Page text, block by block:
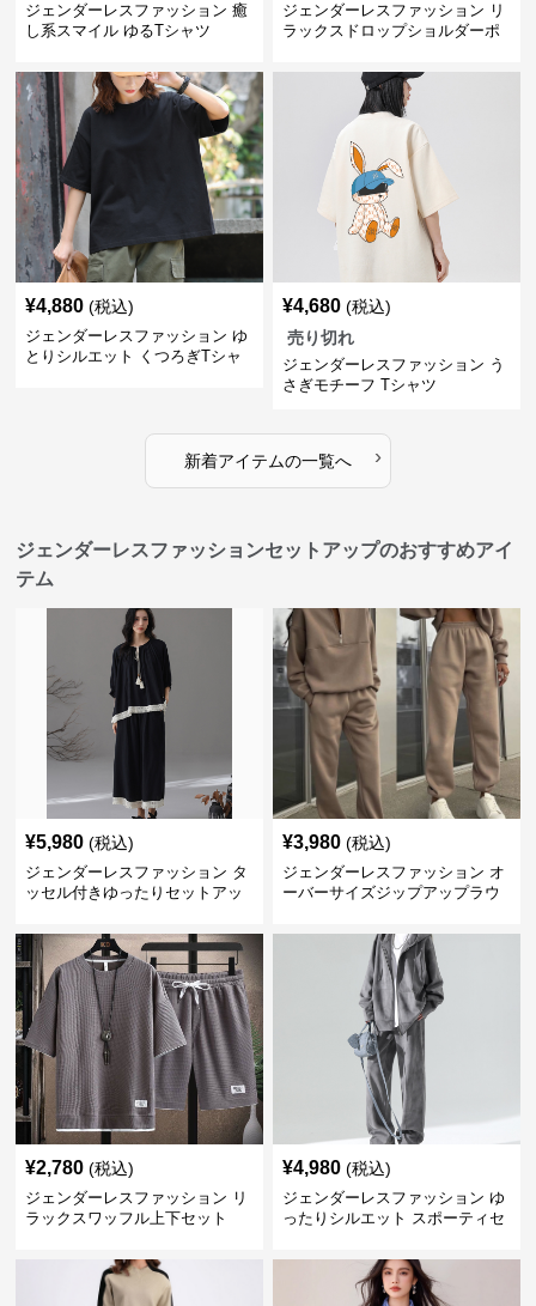
ジェンダーレスファッション 癒
し系スマイル ゆるTシャツ
ジェンダーレスファッション リ
ラックスドロップショルダーポ
¥4,880 (税込)
ジェンダーレスファッション ゆ
とりシルエット くつろぎTシャ
¥4,680 (税込)
売り切れ
ジェンダーレスファッション う
さぎモチーフ Tシャツ
新着アイテムの一覧へ ›
ジェンダーレスファッションセットアップのおすすめアイ
テム
¥5,980 (税込)
ジェンダーレスファッション タ
ッセル付きゆったりセットアッ
¥3,980 (税込)
ジェンダーレスファッション オ
ーバーサイズジップアップラウ
¥2,780 (税込)
ジェンダーレスファッション リ
ラックスワッフル上下セット
¥4,980 (税込)
ジェンダーレスファッション ゆ
ったりシルエット スポーティセ